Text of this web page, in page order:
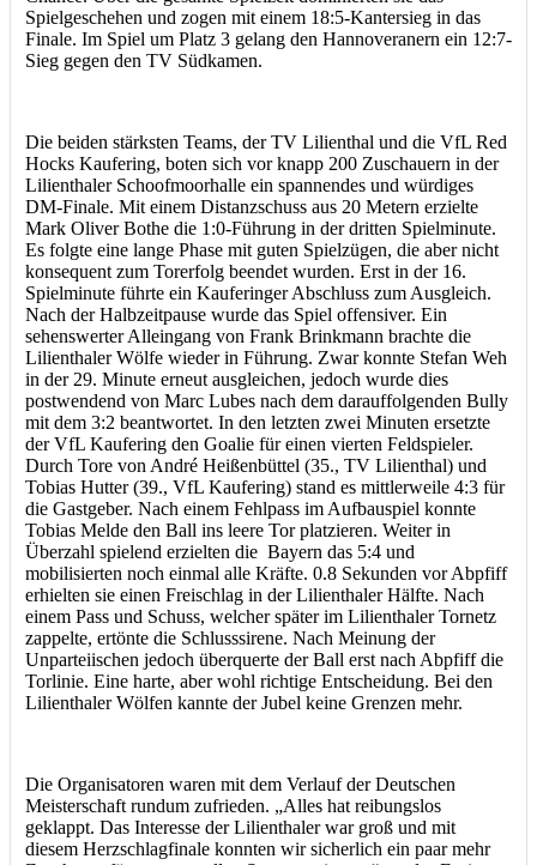
Spielgeschehen und zogen mit einem 18:5-Kantersieg in das
Finale. Im Spiel um Platz 3 gelang den Hannoveranern ein 12:7-
Sieg gegen den TV Südkamen.
Die beiden stärksten Teams, der TV Lilienthal und die VfL Red
Hocks Kaufering, boten sich vor knapp 200 Zuschauern in der
Lilienthaler Schoofmoorhalle ein spannendes und würdiges
DM-Finale. Mit einem Distanzschuss aus 20 Metern erzielte
Mark Oliver Bothe die 1:0-Führung in der dritten Spielminute.
Es folgte eine lange Phase mit guten Spielzügen, die aber nicht
konsequent zum Torerfolg beendet wurden. Erst in der 16.
Spielminute führte ein Kauferinger Abschluss zum Ausgleich.
Nach der Halbzeitpause wurde das Spiel offensiver. Ein
sehenswerter Alleingang von Frank Brinkmann brachte die
Lilienthaler Wölfe wieder in Führung. Zwar konnte Stefan Weh
in der 29. Minute erneut ausgleichen, jedoch wurde dies
postwendend von Marc Lubes nach dem darauffolgenden Bully
mit dem 3:2 beantwortet. In den letzten zwei Minuten ersetzte
der VfL Kaufering den Goalie für einen vierten Feldspieler.
Durch Tore von André Heißenbüttel (35., TV Lilienthal) und
Tobias Hutter (39., VfL Kaufering) stand es mittlerweile 4:3 für
die Gastgeber. Nach einem Fehlpass im Aufbauspiel konnte
Tobias Melde den Ball ins leere Tor platzieren. Weiter in
Überzahl spielend erzielten die Bayern das 5:4 und
mobilisierten noch einmal alle Kräfte. 0.8 Sekunden vor Abpfiff
erhielten sie einen Freischlag in der Lilienthaler Hälfte. Nach
einem Pass und Schuss, welcher später im Lilienthaler Tornetz
zappelte, ertönte die Schlusssirene. Nach Meinung der
Unparteiischen jedoch überquerte der Ball erst nach Abpfiff die
Torlinie. Eine harte, aber wohl richtige Entscheidung. Bei den
Lilienthaler Wölfen kannte der Jubel keine Grenzen mehr.
Die Organisatoren waren mit dem Verlauf der Deutschen
Meisterschaft rundum zufrieden. „Alles hat reibungslos
geklappt. Das Interesse der Lilienthaler war groß und mit
diesem Herzschlagfinale konnten wir sicherlich ein paar mehr